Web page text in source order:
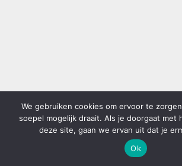
We gebruiken cookies om ervoor te
soepel mogelijk draait. Als je doorgaat met
deze site, gaan we ervan uit dat je
Ok